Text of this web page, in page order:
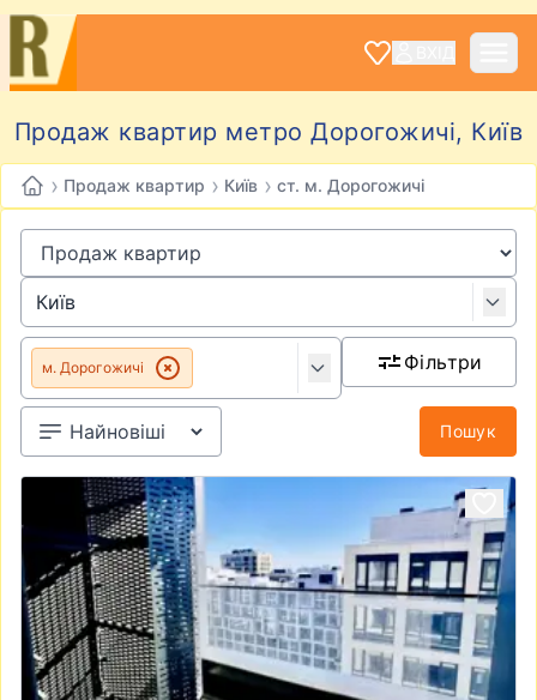
Продаж квартир метро Дорогожичі, Київ
› Продаж квартир › Київ › ст. м. Дорогожичі
м. Дорогожичі Фільтри
Пошук